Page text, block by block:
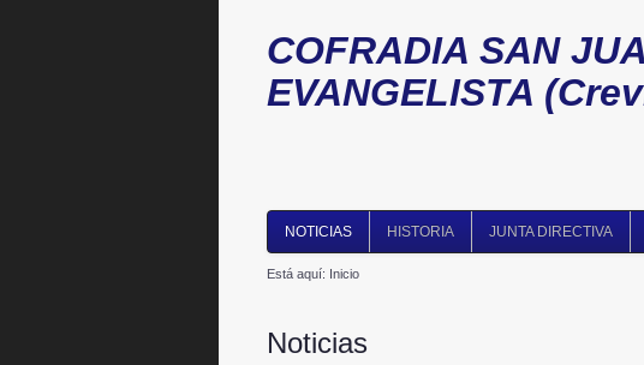
COFRADIA SAN
EVANGELISTA
NOTICIAS HISTORIA JUNTA DIRECTIVA
Está aquí: Inicio
Noticias